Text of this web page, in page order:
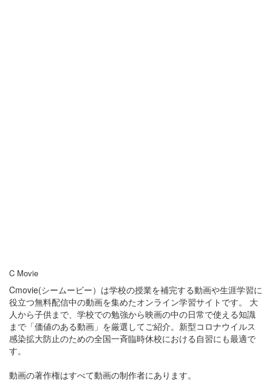
C Movie
Cmovie(シームービー）は学校の授業を補完する動画や生涯学習に
役立つ無料配信中の動画を集めたオンライン学習サイトです。 大
人から子供まで、学校での勉強から映画の中の日常で使える知識
まで「価値のある動画」を厳選してご紹介。新型コロナウイルス
感染拡大防止のための全国一斉臨時休校における自習にも最適で
す。
動画の著作権はすべて動画の制作者にあります。